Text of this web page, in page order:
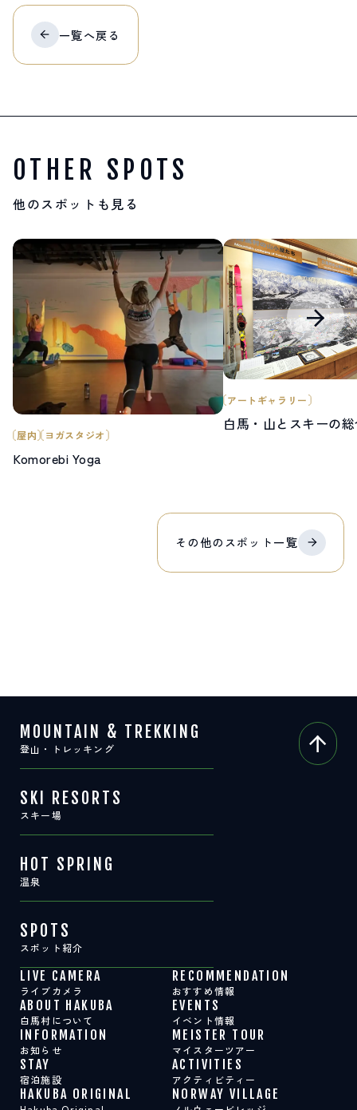
一覧へ戻る
OTHER SPOTS
他のスポットも見る
その他の スポット 一覧
屋内 ヨガスタジオ
Komorebi Yoga
アートギャラリー
白馬・山とスキーの
MOUNTAIN & TREKKING
登山・トレッキング
SKI RESORTS
スキー場
HOT SPRING
温泉
SPOTS
スポット紹介
LIVE CAMERA
ライブカメラ
RECOMMENDATION
おすすめ情報
ABOUT HAKUBA
白馬村について
EVENTS
イベント情報
INFORMATION
お知らせ
MEISTER TOUR
マイスターツアー
STAY
宿泊施設
ACTIVITIES
アクティビティー
HAKUBA ORIGINAL NORWAY VILLAGE